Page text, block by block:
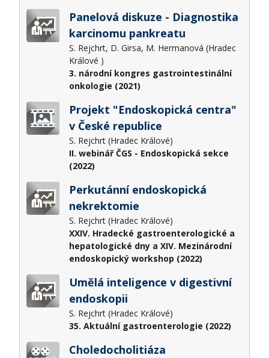
Panelová diskuze - Diagnostika
karcinomu pankreatu
S. Rejchrt, D. Girsa, M. Hermanová (Hradec
Králové )
3. národní kongres gastrointestinální
onkologie (2021)
Projekt "Endoskopická centra"
v České republice
S. Rejchrt (Hradec Králové)
II. webinář ČGS - Endoskopická sekce
(2022)
Perkutánní endoskopická
nekrektomie
S. Rejchrt (Hradec Králové)
XXIV. Hradecké gastroenterologické a
hepatologické dny a XIV. Mezinárodní
endoskopický workshop (2022)
Umělá inteligence v digestivní
endoskopii
S. Rejchrt (Hradec Králové)
35. Aktuální gastroenterologie (2022)
Choledocholitiáza